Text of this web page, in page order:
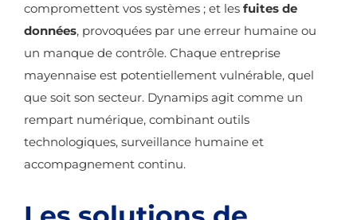
compromettent vos systèmes ; et les fuites de
données, provoquées par une erreur humaine ou
un manque de contrôle. Chaque entreprise
mayennaise est potentiellement vulnérable, quel
que soit son secteur. Dynamips agit comme un
rempart numérique, combinant outils
technologiques, surveillance humaine et
accompagnement continu.